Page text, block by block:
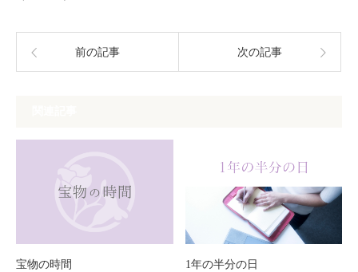
前の記事 次の記事
宝物の時間 1年の半分の日